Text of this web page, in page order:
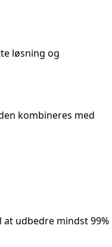
løsning og
kombineres med
udbedre mindst 99%